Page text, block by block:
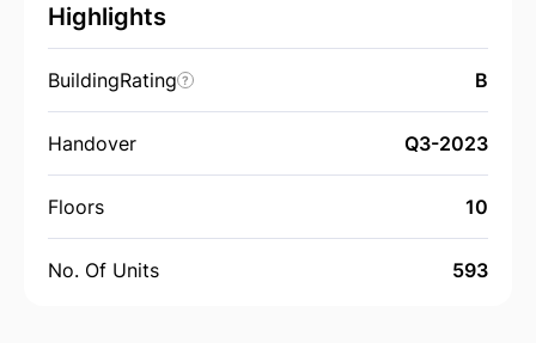
Highlights
BuildingRating ? B
Handover Q3-2023
Floors 10
No. Of Units 593